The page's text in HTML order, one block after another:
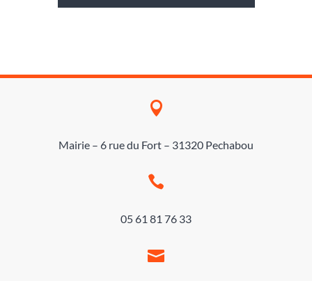

Mairie – 6 rue du Fort – 31320 Pechabou

05 61 81 76 33
